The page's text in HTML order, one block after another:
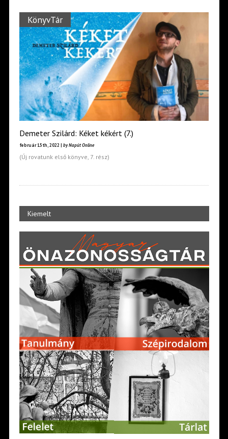
KönyvTár
Demeter Szilárd: Kéket kékért (7.)
február 15th, 2022 | by Napút Online
(Új rovatunk első könyve, 7. rész)
Kiemelt